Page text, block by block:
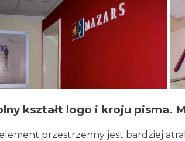
kształt logo i kroju pisma.
przestrzenny jest bardziej